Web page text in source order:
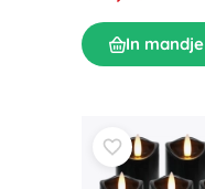
In mandje